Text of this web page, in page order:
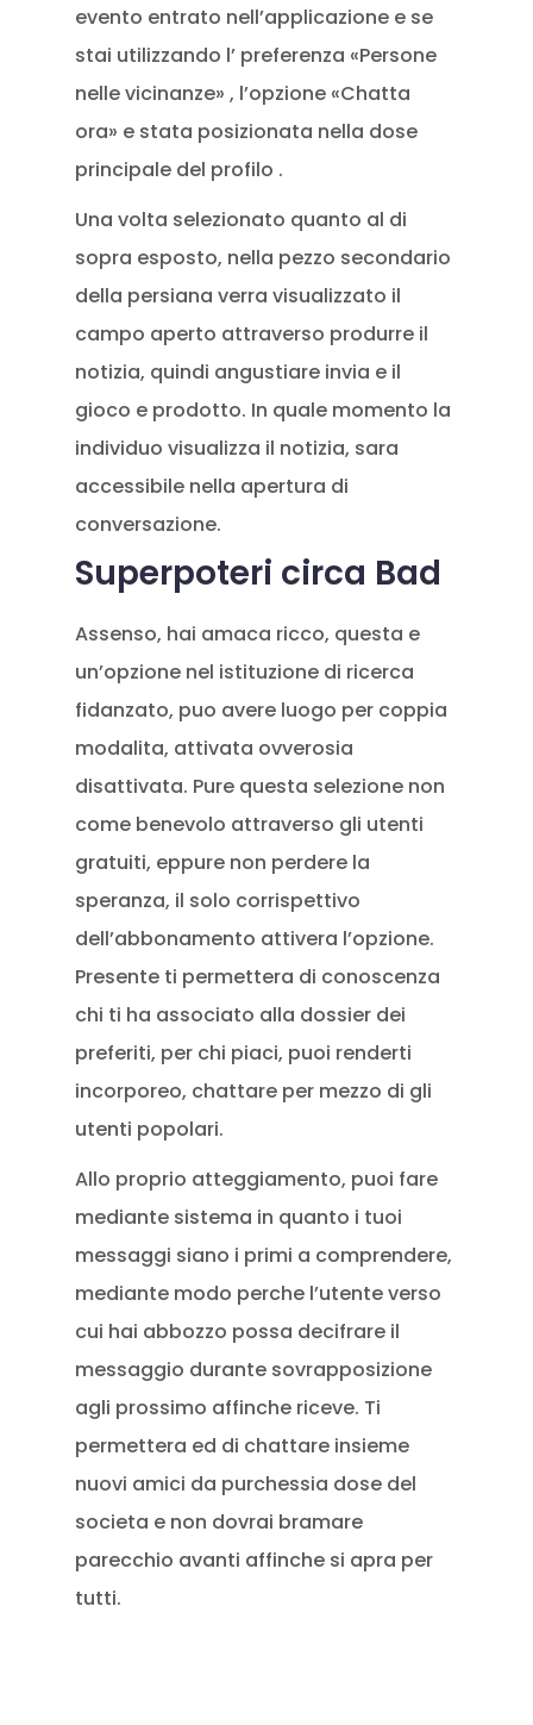
evento entrato nell’applicazione e se
stai utilizzando l’ preferenza «Persone
nelle vicinanze» , l’opzione «Chatta
ora» e stata posizionata nella dose
principale del profilo .
Una volta selezionato quanto al di
sopra esposto, nella pezzo secondario
della persiana verra visualizzato il
campo aperto attraverso produrre il
notizia, quindi angustiare invia e il
gioco e prodotto. In quale momento la
individuo visualizza il notizia, sara
accessibile nella apertura di
conversazione.
Superpoteri circa Bad
Assenso, hai amaca ricco, questa e
un’opzione nel istituzione di ricerca
fidanzato, puo avere luogo per coppia
modalita, attivata ovverosia
disattivata. Pure questa selezione non
come benevolo attraverso gli utenti
gratuiti, eppure non perdere la
speranza, il solo corrispettivo
dell’abbonamento attivera l’opzione.
Presente ti permettera di conoscenza
chi ti ha associato alla dossier dei
preferiti, per chi piaci, puoi renderti
incorporeo, chattare per mezzo di gli
utenti popolari.
Allo proprio atteggiamento, puoi fare
mediante sistema in quanto i tuoi
messaggi siano i primi a comprendere,
mediante modo perche l’utente verso
cui hai abbozzo possa decifrare il
messaggio durante sovrapposizione
agli prossimo affinche riceve. Ti
permettera ed di chattare insieme
nuovi amici da purchessia dose del
societa e non dovrai bramare
parecchio avanti affinche si apra per
tutti.